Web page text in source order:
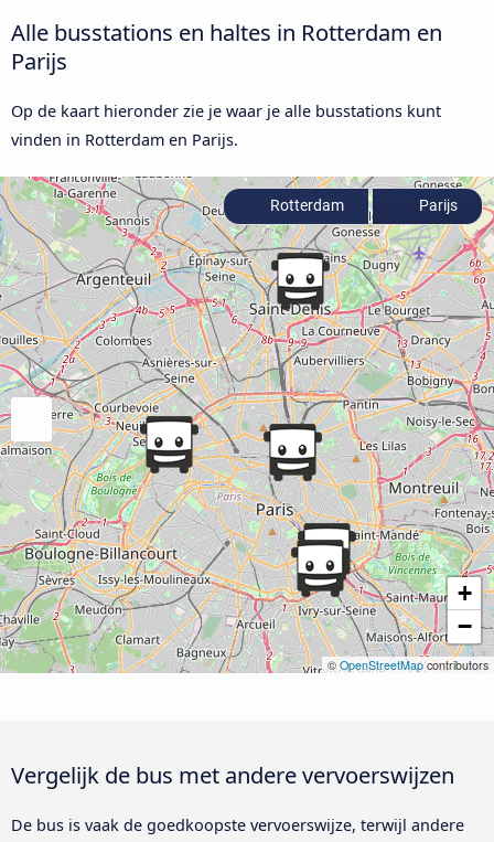
Alle busstations en haltes in Rotterdam en
Parijs
Op de kaart hieronder zie je waar je alle busstations kunt
vinden in Rotterdam en Parijs.
+
−
©OpenStreetMapcontributors
Rotterdam Parijs
Vergelijk de bus met andere vervoerswijzen
De bus is vaak de goedkoopste vervoerswijze, terwijl andere